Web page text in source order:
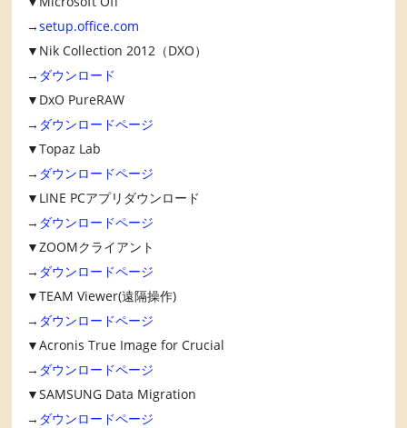
→setup.office.com
▼Nik Collection 2012（DXO）
→ ダウンロード
▼DxO PureRAW
→ ダウンロードページ
▼Topaz Lab
→ ダウンロードページ
▼LINE PCアプリダウンロード
→ ダウンロードページ
▼ZOOMクライアント
→ ダウンロードページ
▼TEAM Viewer(遠隔操作)
→ ダウンロードページ
▼Acronis True Image for Crucial
→ ダウンロードページ
▼SAMSUNG Data Migration
→ ダウンロードページ